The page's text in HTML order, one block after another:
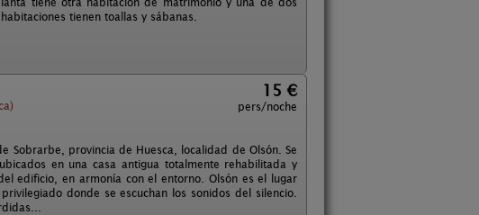
tienen toallas y sábanas.
15 €
pers/noche
Sobrarbe, provincia de Huesca, localidad de Olsón. Se
en una casa antigua totalmente rehabilitada y
edificio, en armonía con el entorno. Olsón es el lugar
donde se escuchan los sonidos del silencio.